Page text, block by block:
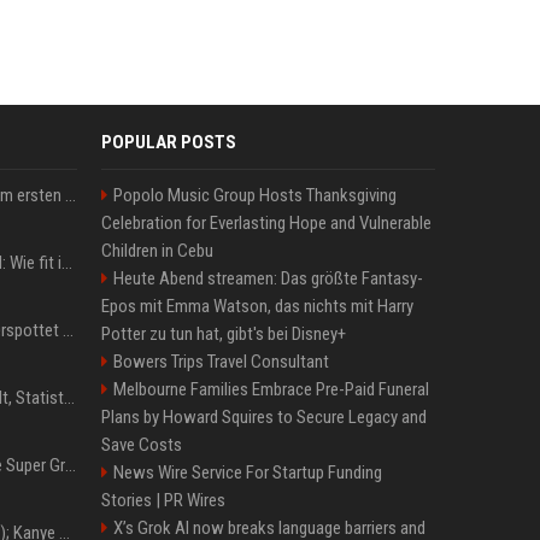
Musik: Ariana Grande zum ersten Mal an deutscher Chartspitze
Untersuchung in Mailand: Wie fit ist Jannik Sinner?
Donald Trump: Carney verspottet Trump vor Publikum – dieser Seitenhieb sorgt für Lacher
Patrick Mahomes: Gehalt, Statistiken, Erfolge und aktuelle News
Chappell Roan plans The Super Graphic Spectacular fundraiser in October
Z+ (abopflichtiger Inhalt); Kanye West in Albanien: Ein Stadion für eine Nacht
POPULAR POSTS
Popolo Music Group Hosts Thanksgiving
Celebration for Everlasting Hope and Vulnerable
Children in Cebu
Heute Abend streamen: Das größte Fantasy-
Epos mit Emma Watson, das nichts mit Harry
Potter zu tun hat, gibt's bei Disney+
Bowers Trips Travel Consultant
Melbourne Families Embrace Pre-Paid Funeral
Plans by Howard Squires to Secure Legacy and
Save Costs
News Wire Service For Startup Funding
Stories | PR Wires
X’s Grok AI now breaks language barriers and